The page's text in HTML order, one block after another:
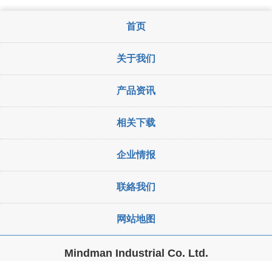
首页
关于我们
产品资讯
相关下载
企业情报
联絡我们
网站地图
Mindman Industrial Co. Ltd.